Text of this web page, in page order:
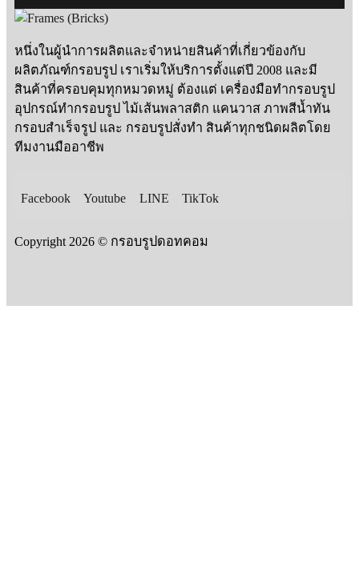
หนึ่งในผู้นำการผลิตและจำหน่ายสินค้าที่เกี่ยวข้องกับ
ผลิตภัณฑ์กรอบรูป เราเริ่มให้บริการตั้งแต่ปี 2008 และมี
สินค้าที่ครอบคุมทุกหมวดหมู่ ต้องแต่ เครื่องมือทำกรอบรูป
อุปกรณ์ทำกรอบรูป ไม้เส้นพลาสติก แคนวาส ภาพสีน้ำทัน
กรอบสำเร็จรูป และ กรอบรูปสั่งทำ สินค้าทุกชนิดผลิตโดย
ทีมงานมืออาชีพ
Facebook Youtube LINE TikTok
Copyright 2026 © กรอบรูปดอทคอม